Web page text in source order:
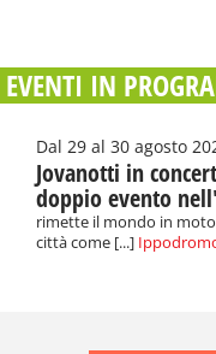
EVENTI IN
Dal 29 al 30 agosto
Jovanotti in
doppio evento
rimette il mondo in
città come [...]